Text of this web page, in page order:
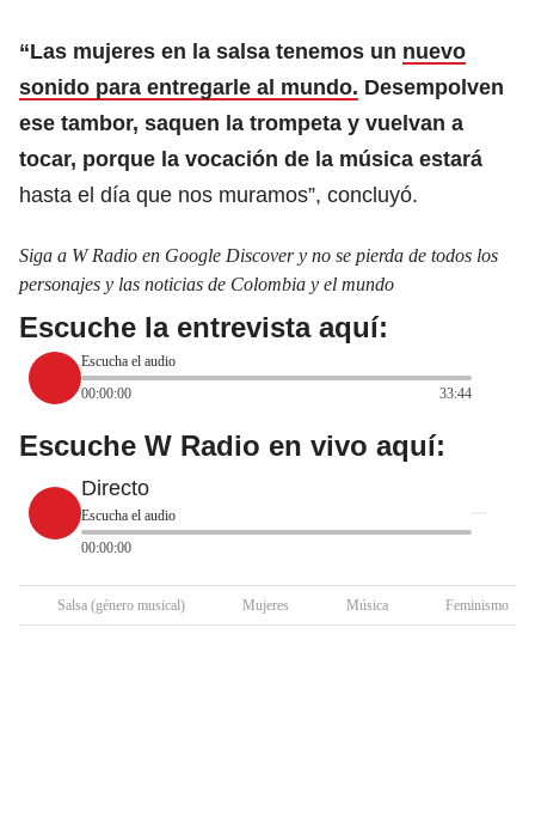
“Las mujeres en la salsa tenemos un nuevo
sonido para entregarle al mundo. Desempolven
ese tambor, saquen la trompeta y vuelvan a
tocar, porque la vocación de la música estará
hasta el día que nos muramos”, concluyó.
Siga a W Radio en Google Discover y no se pierda de todos los
personajes y las noticias de Colombia y el mundo
Escuche la entrevista aquí:
Escucha el audio
00:00:00
33:44
Escuche W Radio en vivo aquí:
Directo
Escucha el audio
00:00:00
Salsa (género musical) Mujeres Música Feminismo